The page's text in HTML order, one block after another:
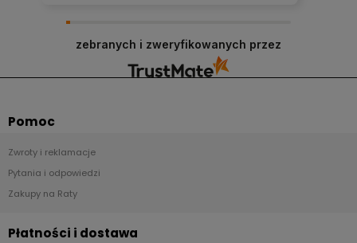
zebranych i zweryfikowanych przez
Pomoc
Zwroty i reklamacje
Pytania i odpowiedzi
Zakupy na Raty
Płatności i dostawa